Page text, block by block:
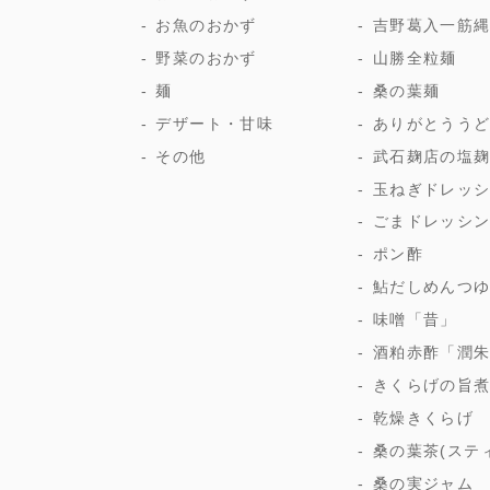
お魚のおかず
野菜のおかず
麺
デザート・甘味
その他
吉野葛入一筋
山勝全粒麺
桑の葉麺
ありがとうう
武石麹店の塩麹
玉ねぎドレッ
ごまドレッシ
ポン酢
鮎だしめんつゆ
味噌「昔」
酒粕赤酢「潤朱
きくらげの旨煮
乾燥きくらげ
桑の葉茶(ステ
桑の実ジャム